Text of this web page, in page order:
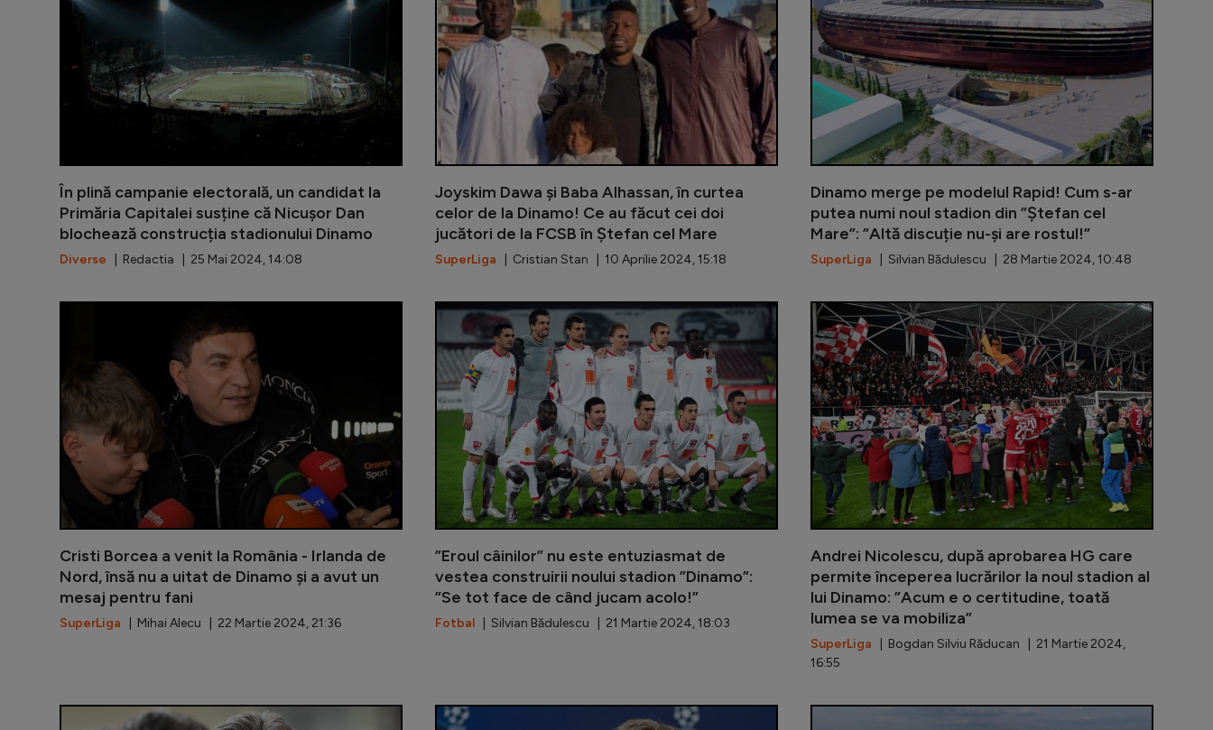
În plină campanie electorală, un candidat la
Primăria Capitalei susține că Nicușor Dan
blochează construcția stadionului Dinamo
Diverse | Redactia | 25 Mai 2024, 14:08
Joyskim Dawa și Baba Alhassan, în curtea
celor de la Dinamo! Ce au făcut cei doi
jucători de la FCSB în Ștefan cel Mare
SuperLiga | Cristian Stan | 10 Aprilie 2024, 15:18
Dinamo merge pe modelul Rapid! Cum s-ar
putea numi noul stadion din ”Ștefan cel
Mare”: ”Altă discuție nu-și are rostul!”
SuperLiga | Silvian Bădulescu | 28 Martie 2024, 10:48
Cristi Borcea a venit la România - Irlanda de
Nord, însă nu a uitat de Dinamo și a avut un
mesaj pentru fani
SuperLiga | Mihai Alecu | 22 Martie 2024, 21:36
Cristi Borcea a venit la România - Irlanda de Nord, însă nu a
”Eroul câinilor” nu este entuziasmat de
vestea construirii noului stadion ”Dinamo”:
”Se tot face de când jucam acolo!”
Fotbal | Silvian Bădulescu | 21 Martie 2024, 18:03
”Eroul
Andrei Nicolescu, după aprobarea HG care
permite începerea lucrărilor la noul stadion al
lui Dinamo: ”Acum e o certitudine, toată
lumea se va mobiliza”
SuperLiga | Bogdan Silviu Răducan | 21 Martie 2024,
16:55
Ionuț Lupescu este fericit că Dinamo va beneficia de stadion